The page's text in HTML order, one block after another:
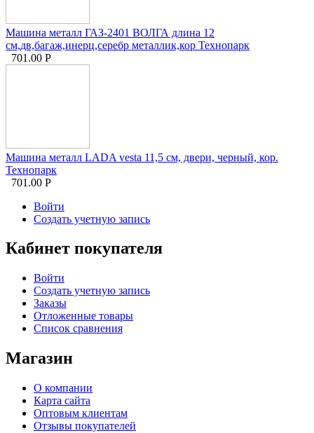
Машина металл ГАЗ-2401 ВОЛГА длина 12
см,дв,багаж,инерц,серебр металлик,кор Технопарк
701.00 Р
Машина металл LADA vesta 11,5 см, двери, черный, кор.
Технопарк
701.00 Р
Войти
Создать учетную запись
Кабинет покупателя
Войти
Создать учетную запись
Заказы
Отложенные товары
Список сравнения
Магазин
О компании
Карта сайта
Оптовым клиентам
Отзывы покупателей